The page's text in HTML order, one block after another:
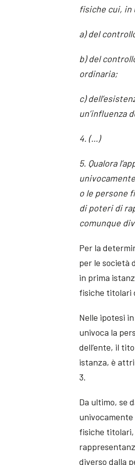
fisiche cui, in
a) del
b) del
ordinaria;
c)
un’influenza
4. (…)
5. Qualora
o le persone
di poteri di
comunque
Per la
per le società
in prima
fisiche titolari
Nelle ipotesi
univoca la
dell’ente, il
istanza, è
3.
Da ultimo, se
fisiche
diverso dalla